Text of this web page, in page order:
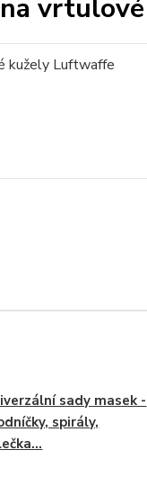
sady masek -
spirály,